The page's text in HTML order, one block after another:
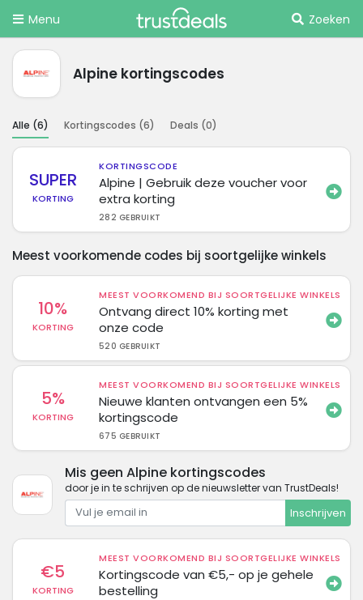
Menu Zoeken
Alpine kortingscodes
Alle (6) Kortingscodes (6) Deals (0)
SUPER
KORTING
KORTINGSCODE
Alpine | Gebruik deze voucher voor
extra korting
282 GEBRUIKT
Meest voorkomende codes bij soortgelijke winkels
10%
KORTING
MEEST VOORKOMEND BIJ SOORTGELIJKE WINKELS
Ontvang direct 10% korting met
onze code
520 GEBRUIKT
5%
KORTING
MEEST VOORKOMEND BIJ SOORTGELIJKE WINKELS
Nieuwe klanten ontvangen een 5%
kortingscode
675 GEBRUIKT
Mis geen Alpine kortingscodes
door je in te schrijven op de nieuwsletter van TrustDeals!
Inschrijven
€5
KORTING
MEEST VOORKOMEND BIJ SOORTGELIJKE WINKELS
Kortingscode van €5,- op je gehele
bestelling